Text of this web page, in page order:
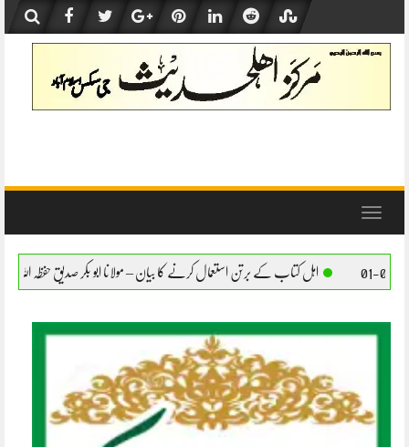
content
Toggle
کتاب کے برتن استعمال کرنے کا بیان – مولانا ابو بکر صدیق حفظہ اللہ اہل کتاب کے برتن